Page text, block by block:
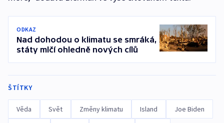
ODKAZ
Nad dohodou o klimatu se smráká,
státy mlčí ohledně nových cílů
ŠTÍTKY
Věda Svět Změny klimatu Island Joe Biden